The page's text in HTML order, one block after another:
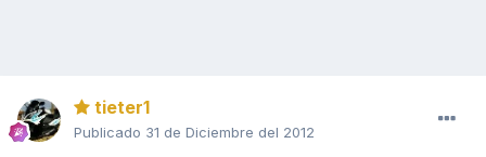
tieter1
Publicado 31 de Diciembre del 2012